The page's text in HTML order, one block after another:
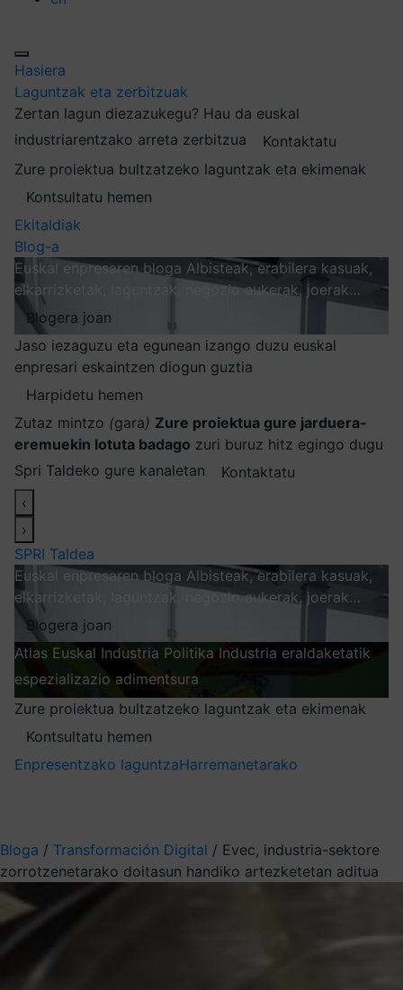
Hasiera
Laguntzak eta zerbitzuak
Zertan lagun diezazukegu? Hau da euskal
industriarentzako arreta zerbitzua
Kontaktatu
Zure proiektua bultzatzeko laguntzak eta ekimenak
Kontsultatu hemen
Ekitaldiak
Blog-a
Euskal enpresaren bloga Albisteak, erabilera kasuak,
elkarrizketak, laguntzak, negozio aukerak, joerak…
Blogera joan
Jaso iezaguzu eta egunean izango duzu euskal
enpresari eskaintzen diogun guztia
Harpidetu hemen
Zutaz mintzo (gara) Zure proiektua gure jarduera-
eremuekin lotuta badago zuri buruz hitz egingo dugu
Spri Taldeko gure kanaletan
Kontaktatu
‹
›
SPRI Taldea
Euskal enpresaren bloga Albisteak, erabilera kasuak,
elkarrizketak, laguntzak, negozio aukerak, joerak…
Blogera joan
Atlas Euskal Industria Politika Industria eraldaketatik
espezializazio adimentsura
Zure proiektua bultzatzeko laguntzak eta ekimenak
Kontsultatu hemen
Enpresentzako laguntzaHarremanetarako
Bloga / Transformación Digital / Evec, industria-sektore
zorrotzenetarako doitasun handiko artezketetan aditua